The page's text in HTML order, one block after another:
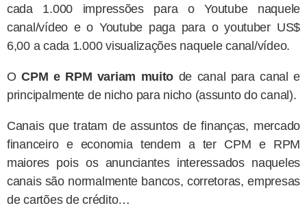
cada 1.000 impressões para o Youtube naquele
canal/vídeo e o Youtube paga para o youtuber US$
6,00 a cada 1.000 visualizações naquele canal/vídeo.
OCPM e RPM variam muito de canal para canal e
principalmente de nicho para nicho (assunto do canal).
Canais que tratam de assuntos de finanças, mercado
financeiro e economia tendem a ter CPM e RPM
maiores pois os anunciantes interessados naqueles
canais são normalmente bancos, corretoras, empresas
de cartões de crédito…